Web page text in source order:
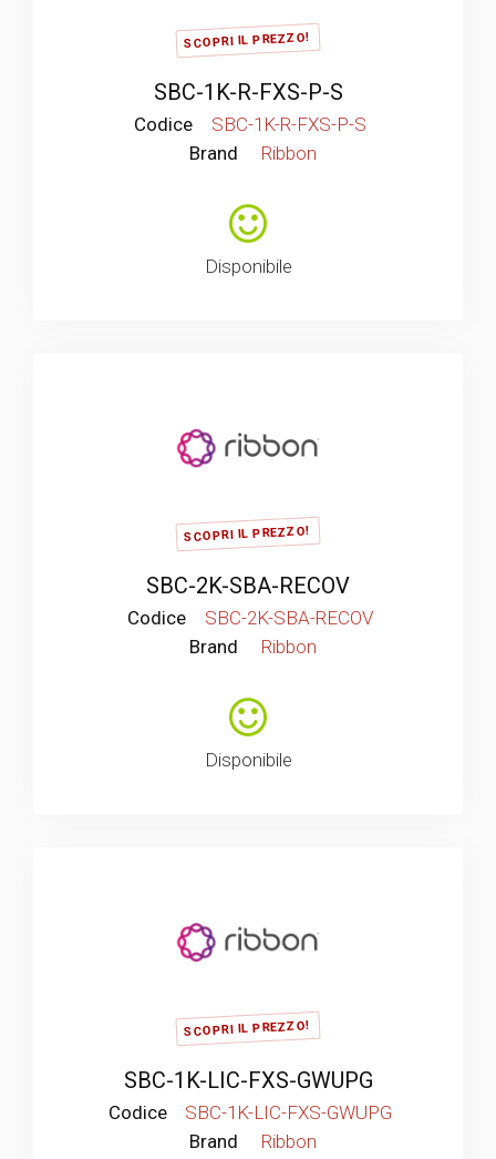
SCOPRI IL PREZZO!
SBC-1K-R-FXS-P-S
Codice
SBC-1K-R-FXS-P-S
Brand
Ribbon
Disponibile
SCOPRI IL PREZZO!
SBC-2K-SBA-RECOV
Codice
SBC-2K-SBA-RECOV
Brand
Ribbon
Disponibile
SCOPRI IL PREZZO!
SBC-1K-LIC-FXS-GWUPG
Codice
SBC-1K-LIC-FXS-GWUPG
Brand
Ribbon